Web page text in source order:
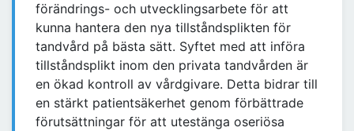
förändrings- och utvecklingsarbete för att
kunna hantera den nya tillståndsplikten för
tandvård på bästa sätt. Syftet med att införa
tillståndsplikt inom den privata tandvården är
en ökad kontroll av vårdgivare. Detta bidrar till
en stärkt patientsäkerhet genom förbättrade
förutsättningar för att utestänga oseriösa